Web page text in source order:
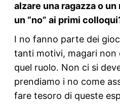
alzare una ragazza o
un “no” ai primi
I no fanno parte dei
tanti motivi, magari non
quel ruolo. Non ci si
prendiamo i no come
fare tesoro di queste